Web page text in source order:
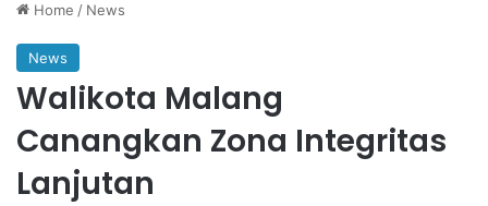
Home / News
News
Walikota Malang
Canangkan Zona Integritas
Lanjutan